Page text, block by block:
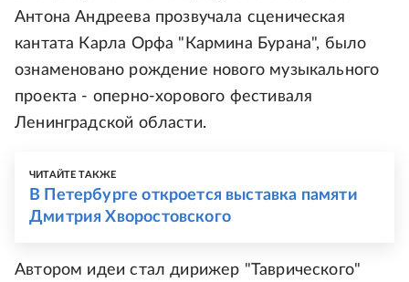
Антона Андреева прозвучала сценическая
кантата Карла Орфа "Кармина Бурана", было
ознаменовано рождение нового музыкального
проекта - оперно-хорового фестиваля
Ленинградской области.
ЧИТАЙТЕ ТАКЖЕ
В Петербурге откроется выставка памяти
Дмитрия Хворостовского
Автором идеи стал дирижер "Таврического"